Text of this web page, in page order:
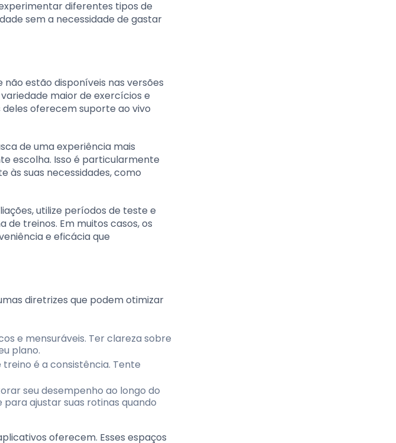
diferentes tipos de
sem a necessidade de gastar
estão disponíveis nas versões
maior de exercícios e
oferecem suporte ao vivo
de uma experiência mais
escolha. Isso é particularmente
às suas necessidades, como
utilize períodos de teste e
treinos. Em muitos casos, os
e eficácia que
diretrizes que podem otimizar
e mensuráveis. Ter clareza sobre
plano.
é a consistência. Tente
seu desempenho ao longo do
ajustar suas rotinas quando
oferecem. Esses espaços